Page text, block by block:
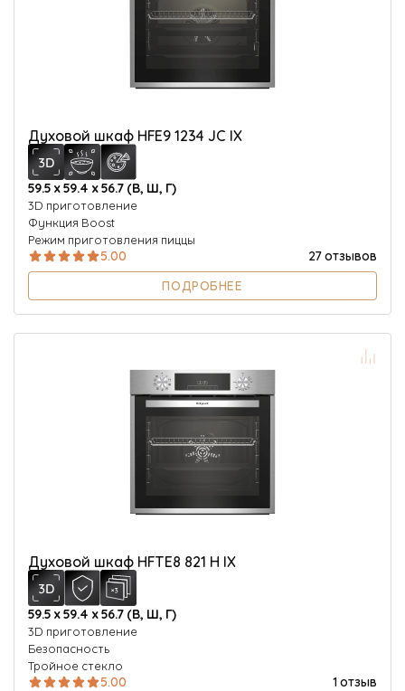
Духовой шкаф HFE9 1234 JC IX
59.5 х 59.4 х 56.7 (В, Ш, Г)
3D приготовление
Функция Boost
Режим приготовления пиццы
5.00
27 отзывов
ПОДРОБНЕЕ
Духовой шкаф HFTE8 821 H IX
59.5 х 59.4 х 56.7 (В, Ш, Г)
3D приготовление
Безопасность
Тройное стекло
5.00
1 отзыв